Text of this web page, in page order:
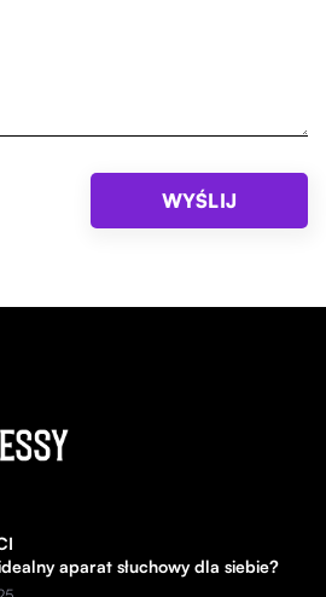
aparat słuchowy dla siebie?